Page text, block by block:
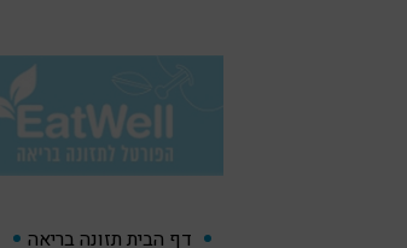
דף הבית תזונה בריאה